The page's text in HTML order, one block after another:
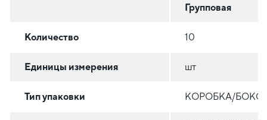
Групповая
Количество 10
Единицы измерения шт
Тип упаковки КОРОБКА/БОКС